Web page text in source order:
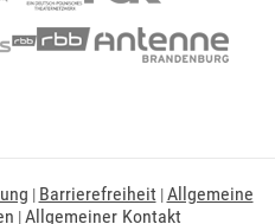
| Barrierefreiheit|Allgemeine
|Allgemeiner Kontakt